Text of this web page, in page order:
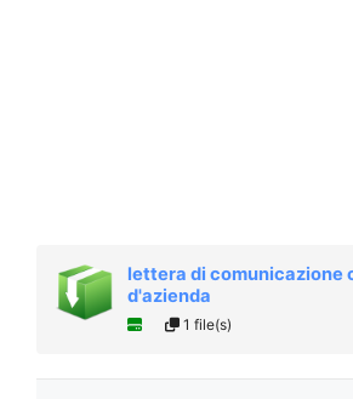
lettera di comunicazione
d'azienda
1 file(s)